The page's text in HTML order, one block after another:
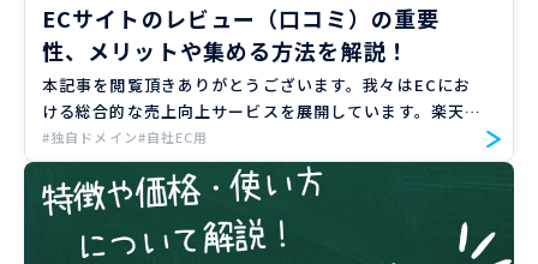
ECサイトのレビュー（口コミ）の重要
性、メリットや集める方法を解説！
本記事を閲覧頂きありがとうございます。我々はECにお
ける総合的な売上向上サービスを展開しています。楽天、
Amazon、Yahoo!ショッピングの大手ECモールや自社サ
イトのご支援実績のもと、EC売上向上のノウハウをお届
け […]
#独自ドメイン#自社EC用